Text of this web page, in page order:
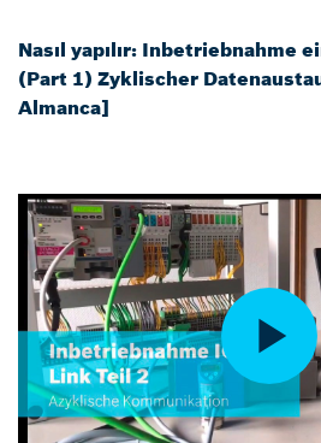
Nasıl yapılır: Inbetriebnahme
(Part 1) Zyklischer
Almanca]